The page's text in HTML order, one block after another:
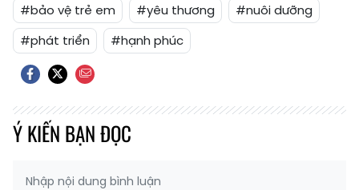
#bảo vệ trẻ em #yêu thương
#nuôi dưỡng
#phát triển
#hạnh phúc
Ý KIẾN BẠN ĐỌC